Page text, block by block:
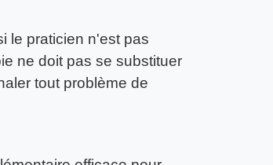
le praticien n'est pas
ne doit pas se substituer
tout problème de